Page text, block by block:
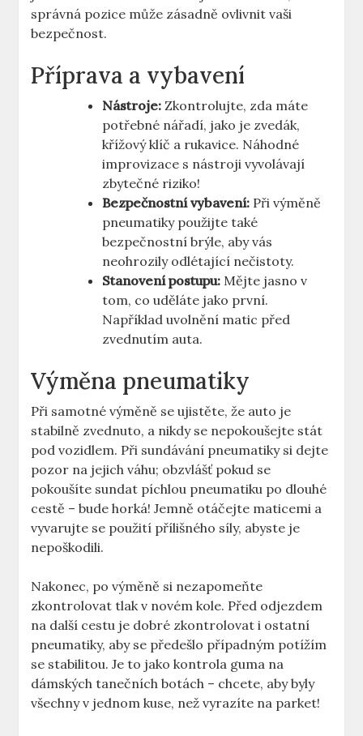
správná⁤ pozice může zásadně⁣ ovlivnit vaši
bezpečnost.
Příprava a ​vybavení
Nástroje: Zkontrolujte, zda​ máte
‍potřebné nářadí,​ jako‍ je zvedák,
křížový klíč ‌a rukavice. Náhodné
improvizace s​ nástroji vyvolávají​
zbytečné riziko!
Bezpečnostní vybavení: Při výměně
pneumatiky použijte také
bezpečnostní brýle, aby ⁤vás
⁤neohrozily odlétající ⁢nečistoty.
Stanovení postupu: Mějte jasno ⁣v
tom, ​co uděláte ⁣jako první.
Například uvolnění matic před
zvednutím auta.
Výměna pneumatiky
Při samotné výměně ⁣se ujistěte, že auto je
stabilně zvednuto, a nikdy se⁢ nepokoušejte stát
‍pod⁣ vozidlem. Při⁤ sundávání‌ pneumatiky si ⁢dejte
pozor na jejich‍ váhu; obzvlášť pokud se
pokoušíte sundat píchlou pneumatiku po dlouhé
⁤cestě – bude horká! ​Jemně otáčejte maticemi a
vyvarujte ​se použití přílišného‌ síly, abyste ⁣je
nepoškodili.
Nakonec, po výměně si nezapomeňte‍
zkontrolovat ‌tlak v ⁤novém kole. ⁤Před odjezdem‌
na další cestu ⁤je dobré zkontrolovat ⁢i ostatní
pneumatiky, aby se předešlo případným potížím
se​ stabilitou. Je to jako kontrola guma na
dámských tanečních ⁢botách – chcete, aby byly
všechny​ v‍ jednom kuse,⁤ než vyrazíte na parket!